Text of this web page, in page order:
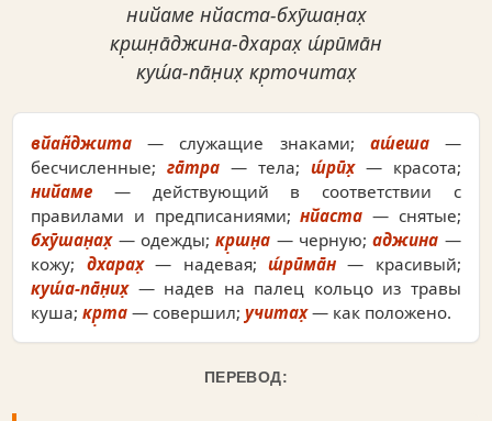
нийаме нйаста-бхӯшан̣ах̣
кр̣шн̣а̄джина-дхарах̣ ш́рӣма̄н
куш́а-па̄н̣их̣ кр̣точитах̣
вйан̃джита — служащие знаками; аш́еша—
бесчисленные;га̄тра — тела; ш́рӣх̣— красота;
нийаме — действующий в соответствии с
правилами и предписаниями;нйаста — снятые;
бхӯшан̣ах̣— одежды;кр̣шн̣а — черную;аджина —
кожу; дхарах̣— надевая; ш́рӣма̄н— красивый;
куш́а-па̄н̣их̣— надев на палец кольцо из травы
куша;кр̣та — совершил;учитах̣— как положено.
ПЕРЕВОД: